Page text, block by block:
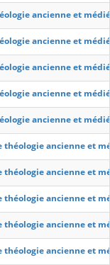
ancienne et
ancienne et
ancienne et
ancienne et
ancienne et
théologie ancienne et
théologie ancienne et
théologie ancienne et
théologie ancienne et
théologie ancienne et